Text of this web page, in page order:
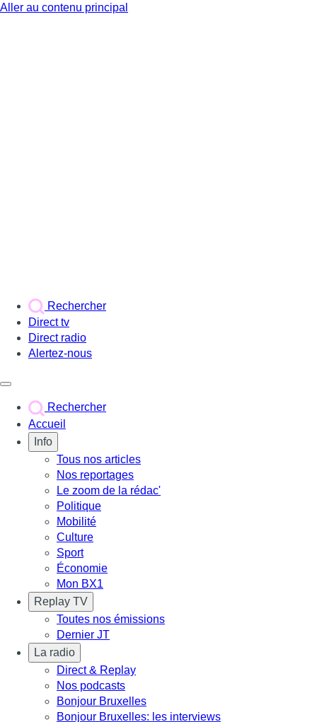
Aller au contenu principal
Rechercher
Direct tv
Direct radio
Alertez-nous
Rechercher
Accueil
Info
Tous nos articles
Nos reportages
Le zoom de la rédac'
Politique
Mobilité
Culture
Sport
Économie
Mon BX1
Replay TV
Toutes nos émissions
Dernier JT
La radio
Direct & Replay
Nos podcasts
Bonjour Bruxelles
Bonjour Bruxelles: les interviews